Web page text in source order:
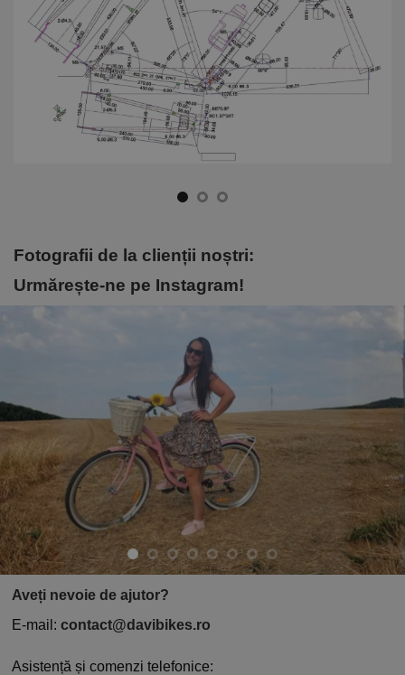
Fotografii de la clienții noștri:
Urmărește-ne pe Instagram!
Aveți nevoie de ajutor?
E-mail: contact@davibikes.ro
Asistență și comenzi telefonice: